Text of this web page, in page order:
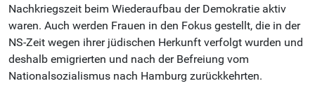
Nachkriegszeit beim Wiederaufbau der Demokratie aktiv
waren. Auch werden Frauen in den Fokus gestellt, die in der
NS-Zeit wegen ihrer jüdischen Herkunft verfolgt wurden und
deshalb emigrierten und nach der Befreiung vom
Nationalsozialismus nach Hamburg zurückkehrten.